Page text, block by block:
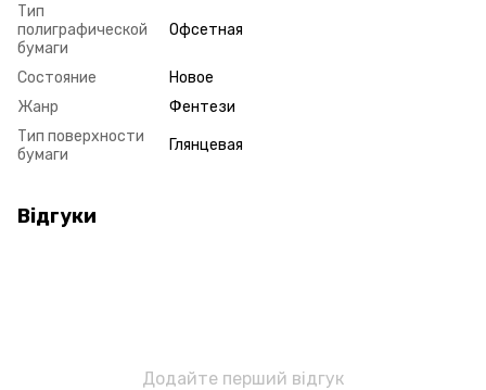
Тип
полиграфической
бумаги
Офсетная
Состояние
Новое
Жанр
Фентези
Тип поверхности
бумаги
Глянцевая
Відгуки
Додайте перший відгук